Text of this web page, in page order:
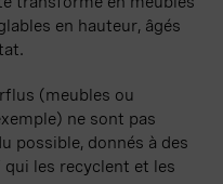
en hauteur, âgés
(meubles ou
ne sont pas
possible, donnés à des
qui les recyclent et les